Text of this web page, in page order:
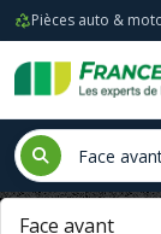
Pièces auto &